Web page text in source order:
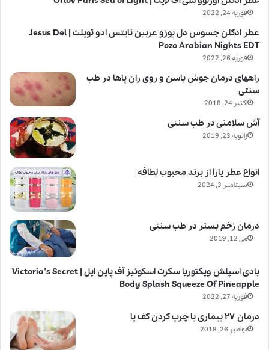
فوریه 24, 2022
عطر ادکلن جسوس دل پوزو عربین نایتس ادو تویلت | Jesus Del
Pozo Arabian Nights EDT
فوریه 26, 2022
راههای درمان جوش باسن و روی ران پاها در طب
سنتی
اکتبر 24, 2018
آش سلامتی در طب سنتی
ژانویه 23, 2019
انواع عطر یارا از برند محبوب لطافه
سپتامبر 3, 2024
درمان زخم بستر در طب سنتی
می 12, 2019
بادی اسپلش ویکتوریا سکرت اسکوئیز آف پاین اپل | Victoria’s Secret
Body Splash Squeeze Of Pineapple
فوریه 27, 2022
درمان ۲۷ بیماری با چرپ کردن کف پا
نوامبر 26, 2018